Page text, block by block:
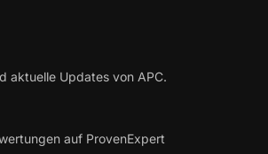
aktuelle Updates von APC.
auf ProvenExpert